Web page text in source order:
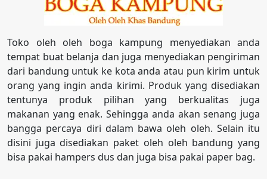
Toko oleh oleh boga kampung menyediakan anda
tempat buat belanja dan juga menyediakan pengiriman
dari bandung untuk ke kota anda atau pun kirim untuk
orang yang ingin anda kirimi. Produk yang disediakan
tentunya produk pilihan yang berkualitas juga
makanan yang enak. Sehingga anda akan senang juga
bangga percaya diri dalam bawa oleh oleh. Selain itu
disini juga disediakan paket oleh oleh bandung yang
bisa pakai hampers dus dan juga bisa pakai paper bag.